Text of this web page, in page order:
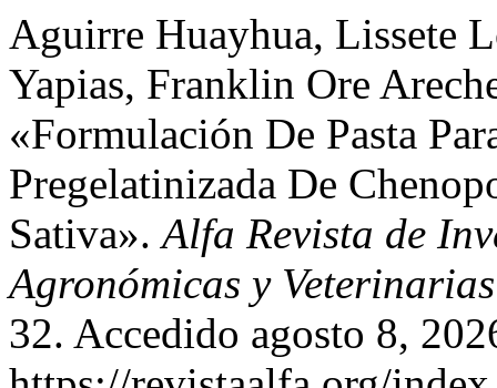
Aguirre Huayhua, Lissete
Yapias, Franklin Ore
«Formulación De Pasta
Pregelatinizada De
Sativa».Alfa Revista de
Agronómicas y Veterinarias
32. Accedido agosto 8,